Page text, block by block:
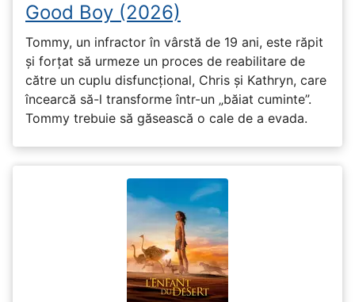
Good Boy (2026)
Tommy, un infractor în vârstă de 19 ani, este răpit
și forțat să urmeze un proces de reabilitare de
către un cuplu disfuncțional, Chris și Kathryn, care
încearcă să-l transforme într-un „băiat cuminte”.
Tommy trebuie să găsească o cale de a evada.